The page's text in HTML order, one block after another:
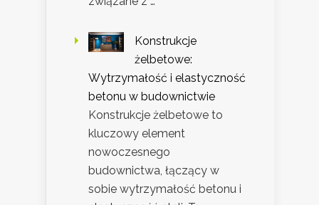
Konstrukcje
żelbetowe:
Wytrzymałość i elastyczność
betonu w budownictwie
Konstrukcje żelbetowe to
kluczowy element
nowoczesnego
budownictwa, łączący w
sobie wytrzymałość betonu i